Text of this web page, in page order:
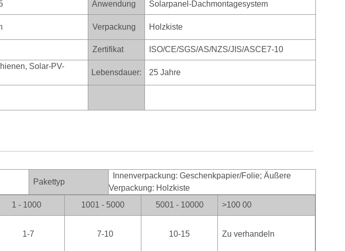
Anwendung Solarpanel-Dachmontagesystem
Verpackung Holzkiste
Zertifikat ISO/CE/SGS/AS/NZS/JIS/ASCE7-10
Solar-PV-
Lebensdauer: 25 Jahre
Pakettyp
Innenverpackung: Geschenkpapier/Folie; Äußere
Verpackung: Holzkiste
1 - 1000 1001 - 5000 5001 - 10000 >100 00
1-7 7-10 10-15 Zu verhandeln